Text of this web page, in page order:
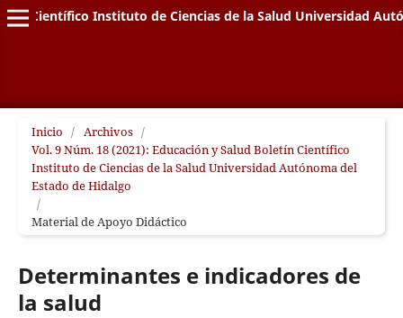
Científico Instituto de Ciencias de la Salud Universidad
Inicio / Archivos /
Vol. 9 Núm. 18 (2021): Educación y Salud Boletín Científico
Instituto de Ciencias de la Salud Universidad Autónoma del
Estado de Hidalgo
/
Material de Apoyo Didáctico
Determinantes e indicadores de
la salud